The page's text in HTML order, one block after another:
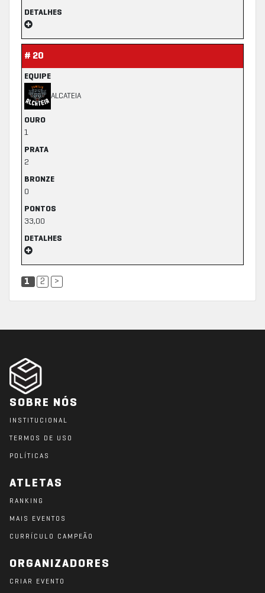
DETALHES
# 20
EQUIPE
ALCATEIA
OURO
1
PRATA
2
BRONZE
0
PONTOS
33,00
DETALHES
1 2 >
SOBRE NÓS
INSTITUCIONAL
TERMOS DE USO
POLÍTICAS
ATLETAS
RANKING
MAIS EVENTOS
CURRÍCULO CAMPEÃO
ORGANIZADORES
CRIAR EVENTO